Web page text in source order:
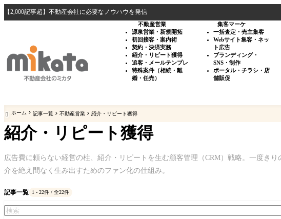
【2,000記事超】不動産会社に必要なノウハウを発信
不動産営業
源泉営業・新規開拓
初回接客・案内術
契約・決済実務
紹介・リピート獲得
追客・メールテンプレ
特殊案件（相続・離
婚・任売）
集客マーケ
一括査定・売主集客
Webサイト集客・ネッ
ト広告
ブランディング・
SNS・制作
ポータル・チラシ・店
舗販促
 ホーム 記事一覧 不動産営業 紹介・リピート獲得
紹介・リピート獲得
広告費に頼らない経営の柱、紹介・リピートを生む顧客管理（CRM）戦略。一度き
介を絶え間なく生み出すためのファン化の仕組み。
記事一覧 1 - 22件 / 全22件